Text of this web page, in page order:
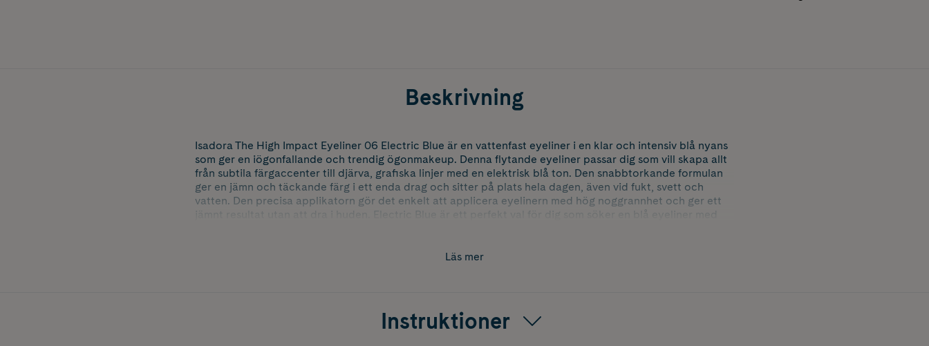
Beskrivning
Isadora The High Impact Eyeliner 06 Electric Blue är en vattenfast eyeliner i en klar och intensiv blå nyans
som ger en iögonfallande och trendig ögonmakeup. Denna flytande eyeliner passar dig som vill skapa allt
från subtila färgaccenter till djärva, grafiska linjer med en elektrisk blå ton. Den snabbtorkande formulan
ger en jämn och täckande färg i ett enda drag och sitter på plats hela dagen, även vid fukt, svett och
vatten. Den precisa applikatorn gör det enkelt att applicera eyelinern med hög noggrannhet och ger ett
jämnt resultat utan att dra i huden. Electric Blue är ett perfekt val för dig som söker en blå eyeliner med
Läs mer
Instruktioner